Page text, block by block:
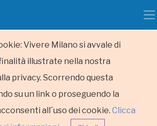
Vivere Milano si avvale di
illustrate nella nostra
privacy. Scorrendo questa
su un link o proseguendo la
all´uso dei cookie. Clicca